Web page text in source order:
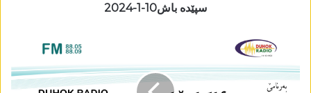
سپێدە باش10-1-2024